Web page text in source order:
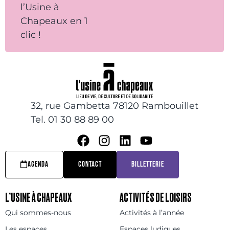
l’Usine à
Chapeaux en 1
clic !
32, rue Gambetta 78120 Rambouillet
Tel. 01 30 88 89 00
AGENDA CONTACT BILLETTERIE
L’USINE À CHAPEAUX
Qui sommes-nous
ACTIVITÉS DE LOISIRS
Activités à l’année